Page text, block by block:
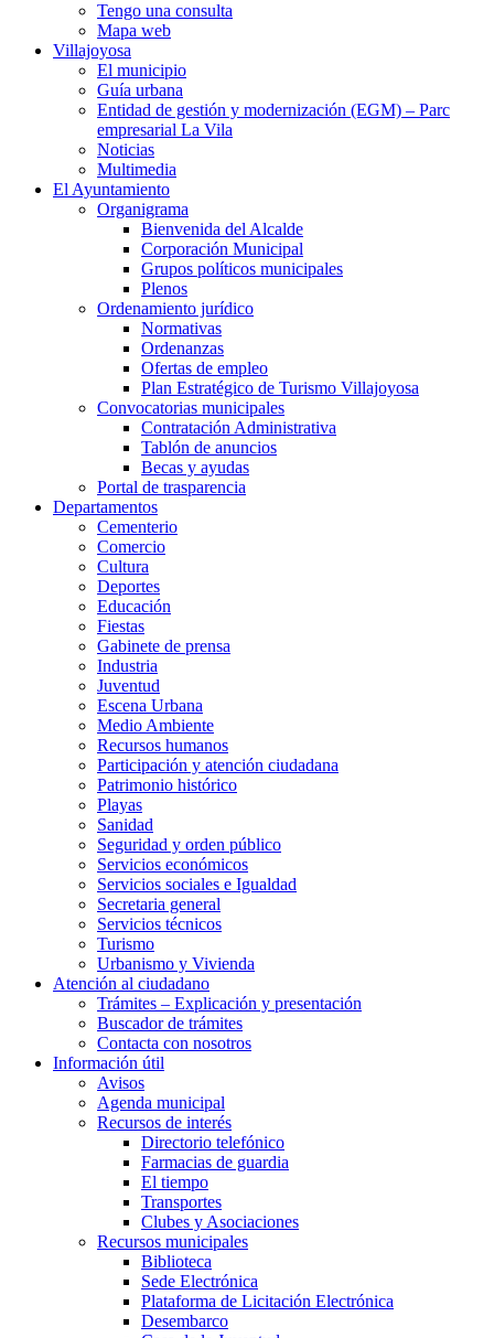
Tengo una consulta
Mapa web
Villajoyosa
El municipio
Guía urbana
Entidad de gestión y modernización (EGM) – Parc
empresarial La Vila
Noticias
Multimedia
El Ayuntamiento
Organigrama
Bienvenida del Alcalde
Corporación Municipal
Grupos políticos municipales
Plenos
Ordenamiento jurídico
Normativas
Ordenanzas
Ofertas de empleo
Plan Estratégico de Turismo Villajoyosa
Convocatorias municipales
Contratación Administrativa
Tablón de anuncios
Becas y ayudas
Portal de trasparencia
Departamentos
Cementerio
Comercio
Cultura
Deportes
Educación
Fiestas
Gabinete de prensa
Industria
Juventud
Escena Urbana
Medio Ambiente
Recursos humanos
Participación y atención ciudadana
Patrimonio histórico
Playas
Sanidad
Seguridad y orden público
Servicios económicos
Servicios sociales e Igualdad
Secretaria general
Servicios técnicos
Turismo
Urbanismo y Vivienda
Atención al ciudadano
Trámites – Explicación y presentación
Buscador de trámites
Contacta con nosotros
Información útil
Avisos
Agenda municipal
Recursos de interés
Directorio telefónico
Farmacias de guardia
El tiempo
Transportes
Clubes y Asociaciones
Recursos municipales
Biblioteca
Sede Electrónica
Plataforma de Licitación Electrónica
Desembarco